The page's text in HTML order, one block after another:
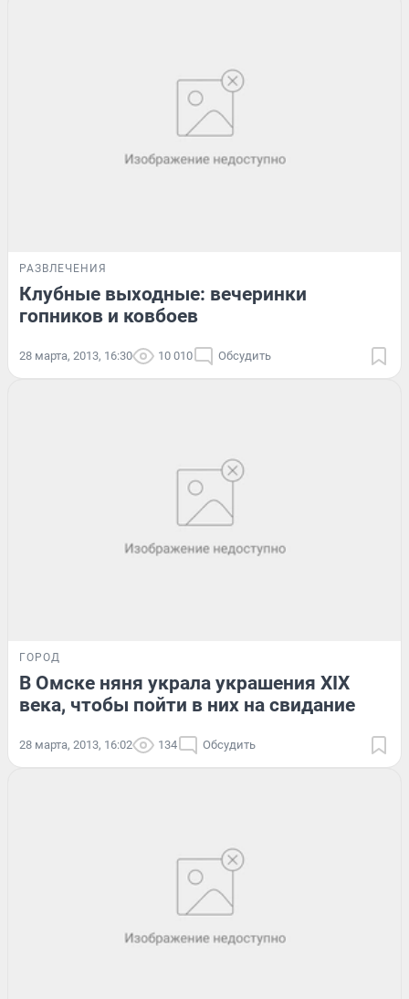
РАЗВЛЕЧЕНИЯ
Клубные выходные: вечеринки
гопников и ковбоев
28 марта, 2013, 16:30 10 010 Обсудить
ГОРОД
В Омске няня украла украшения XIX
века, чтобы пойти в них на свидание
28 марта, 2013, 16:02 134 Обсудить